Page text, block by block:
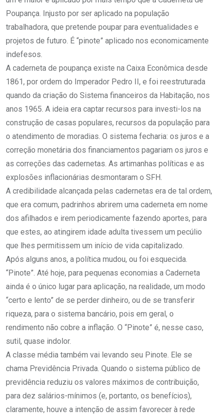
Poupança. Injusto por ser aplicado na população
trabalhadora, que pretende poupar para eventualidades e
projetos de futuro. É “pinote” aplicado nos economicamente
indefesos.
A caderneta de poupança existe na Caixa Econômica desde
1861, por ordem do Imperador Pedro II, e foi reestruturada
quando da criação do Sistema financeiros da Habitação, nos
anos 1965. A ideia era captar recursos para investi-los na
construção de casas populares, recursos da população para
o atendimento de moradias. O sistema fecharia: os juros e a
correção monetária dos financiamentos pagariam os juros e
as correções das cadernetas. As artimanhas políticas e as
explosões inflacionárias desmontaram o SFH.
A credibilidade alcançada pelas cadernetas era de tal ordem,
que era comum, padrinhos abrirem uma caderneta em nome
dos afilhados e irem periodicamente fazendo aportes, para
que estes, ao atingirem idade adulta tivessem um pecúlio
que lhes permitissem um início de vida capitalizado.
Após alguns anos, a política mudou, ou foi esquecida.
“Pinote”. Até hoje, para pequenas economias a Caderneta
ainda é o único lugar para aplicação, na realidade, um modo
“certo e lento” de se perder dinheiro, ou de se transferir
riqueza, para o sistema bancário, pois em geral, o
rendimento não cobre a inflação. O “Pinote” é, nesse caso,
sutil, quase indolor.
A classe média também vai levando seu Pinote. Ele se
chama Previdência Privada. Quando o sistema público de
previdência reduziu os valores máximos de contribuição,
para dez salários-mínimos (e, portanto, os benefícios),
claramente, houve a intenção de assim favorecer à rede